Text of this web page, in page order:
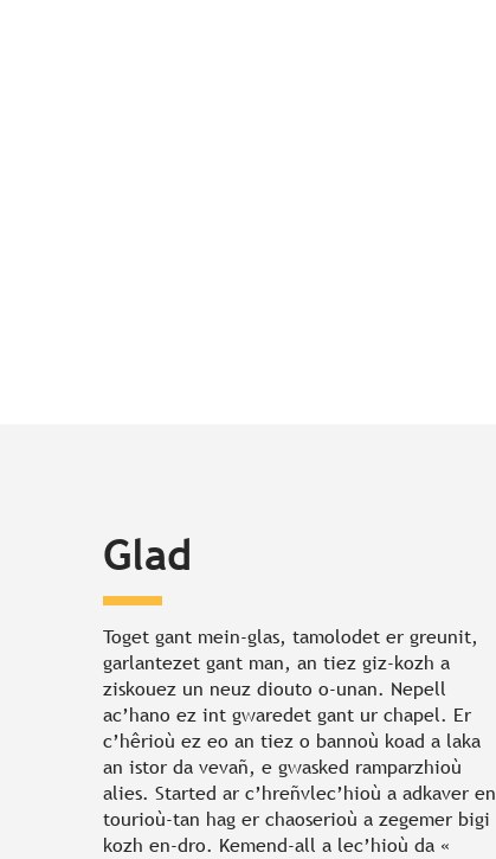
Glad
Toget gant mein-glas, tamolodet er greunit,
garlantezet gant man, an tiez giz-kozh a
ziskouez un neuz diouto o-unan. Nepell
ac’hano ez int gwaredet gant ur chapel. Er
c’hêrioù ez eo an tiez o bannoù koad a laka
an istor da vevañ, e gwasked ramparzhioù
alies. Started ar c’hreñvlec’hioù a adkaver en
tourioù-tan hag er chaoserioù a zegemer bigi
kozh en-dro. Kemend-all a lec’hioù da «